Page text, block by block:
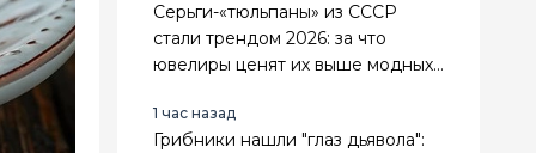
Серьги-«тюльпаны» из СССР
стали трендом 2026: за что
ювелиры ценят их выше модных
1 час назад
Грибники нашли "глаз дьявола":